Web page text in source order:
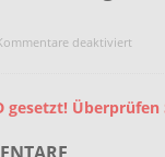
deaktiviert
gesetzt! Überprüfen